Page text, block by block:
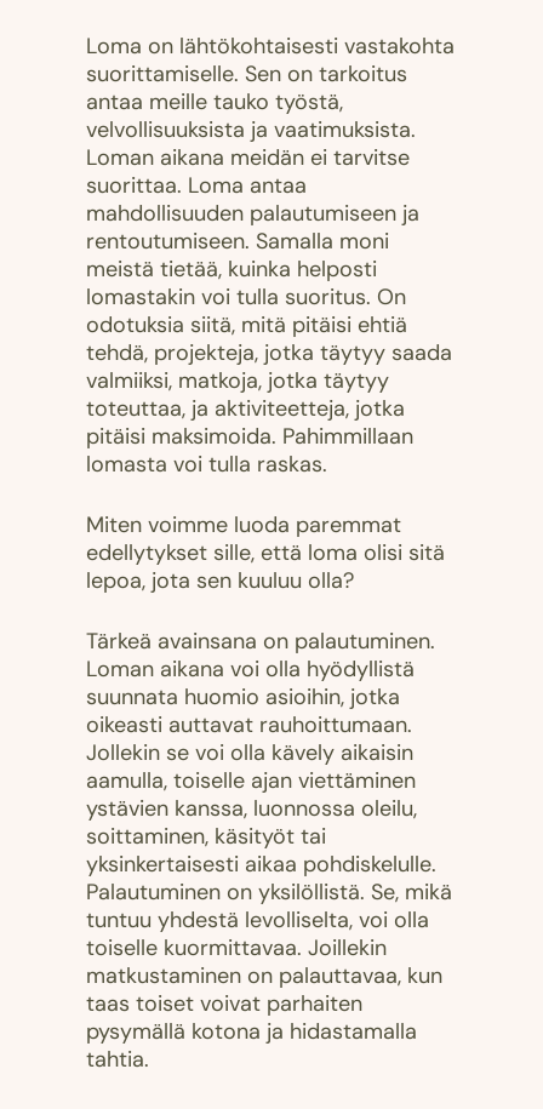
Loma on lähtökohtaisesti vastakohta
suorittamiselle. Sen on tarkoitus
antaa meille tauko työstä,
velvollisuuksista ja vaatimuksista.
Loman aikana meidän ei tarvitse
suorittaa. Loma antaa
mahdollisuuden palautumiseen ja
rentoutumiseen. Samalla moni
meistä tietää, kuinka helposti
lomastakin voi tulla suoritus. On
odotuksia siitä, mitä pitäisi ehtiä
tehdä, projekteja, jotka täytyy saada
valmiiksi, matkoja, jotka täytyy
toteuttaa, ja aktiviteetteja, jotka
pitäisi maksimoida. Pahimmillaan
lomasta voi tulla raskas.
Miten voimme luoda paremmat
edellytykset sille, että loma olisi sitä
lepoa, jota sen kuuluu olla?
Tärkeä avainsana on palautuminen.
Loman aikana voi olla hyödyllistä
suunnata huomio asioihin, jotka
oikeasti auttavat rauhoittumaan.
Jollekin se voi olla kävely aikaisin
aamulla, toiselle ajan viettäminen
ystävien kanssa, luonnossa oleilu,
soittaminen, käsityöt tai
yksinkertaisesti aikaa pohdiskelulle.
Palautuminen on yksilöllistä. Se, mikä
tuntuu yhdestä levolliselta, voi olla
toiselle kuormittavaa. Joillekin
matkustaminen on palauttavaa, kun
taas toiset voivat parhaiten
pysymällä kotona ja hidastamalla
tahtia.